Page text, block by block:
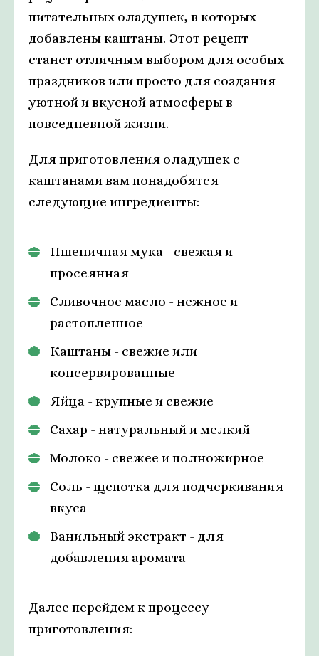
питательных оладушек, в которых
добавлены каштаны. Этот рецепт
станет отличным выбором для особых
праздников или просто для создания
уютной и вкусной атмосферы в
повседневной жизни.
Для приготовления оладушек с
каштанами вам понадобятся
следующие ингредиенты:
Пшеничная мука - свежая и
просеянная
Сливочное масло - нежное и
растопленное
Каштаны - свежие или
консервированные
Яйца - крупные и свежие
Сахар - натуральный и мелкий
Молоко - свежее и полножирное
Соль - щепотка для подчеркивания
вкуса
Ванильный экстракт - для
добавления аромата
Далее перейдем к процессу
приготовления: